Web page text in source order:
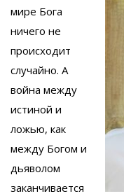
мире Бога
ничего не
происходит
случайно. А
война между
истиной и
ложью, как
между Богом и
дьяволом
заканчивается